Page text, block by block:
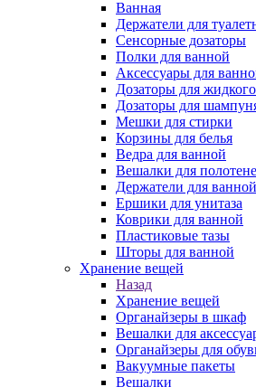
Ванная
Держатели для
Сенсорные дозаторы
Полки для ванной
Аксессуары для
Дозаторы для
Дозаторы для
Мешки для стирки
Корзины для белья
Ведра для ванной
Вешалки для
Держатели для ванной
Ершики для унитаза
Коврики для ванной
Пластиковые тазы
Шторы для ванной
Хранение вещей
Назад
Хранение вещей
Органайзеры в шкаф
Вешалки для
Органайзеры для
Вакуумные пакеты
Вешалки